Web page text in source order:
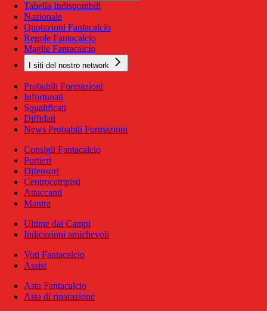
Tabella Indisponibili
Nazionale
Quotazioni Fantacalcio
Regole Fantacalcio
Maglie Fantacalcio
I siti del nostro network
Probabili Formazioni
Infortunati
Squalificati
Diffidati
News Probabili Formazioni
Consigli Fantacalcio
Portieri
Difensori
Centrocampisti
Attaccanti
Mantra
Ultime dai Campi
Indicazioni amichevoli
Voti Fantacalcio
Assist
Asta Fantacalcio
Asta di riparazione